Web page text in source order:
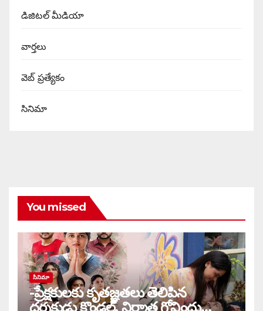
డిజిటల్ మీడియా
వార్త‌లు
వెబ్ ప్రత్యేకం
సినిమా
You missed
సినిమా
-ప్రేక్షకులకు కృతజ్ఞతలు తెలిపిన
దర్శకుడు కొండల్, నిర్మాత గోవిందు